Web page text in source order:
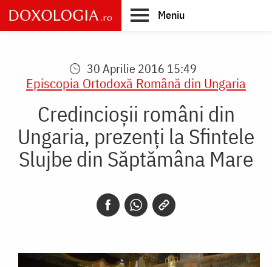
Skip
to
main
Meniu
30 Aprilie 2016 15:49
Episcopia Ortodoxă Română din Ungaria
Credincioșii români din
Ungaria, prezenţi la Sfintele
Slujbe din Săptămâna Mare